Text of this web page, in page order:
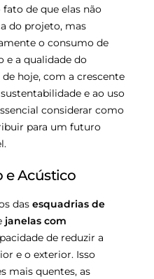
fato de que elas não
do projeto, mas
o consumo de
e a qualidade do
hoje, com a crescente
e ao uso
considerar como
para um futuro
e Acústico
das esquadrias de
janelas com
de reduzir a
e o exterior. Isso
mais quentes, as